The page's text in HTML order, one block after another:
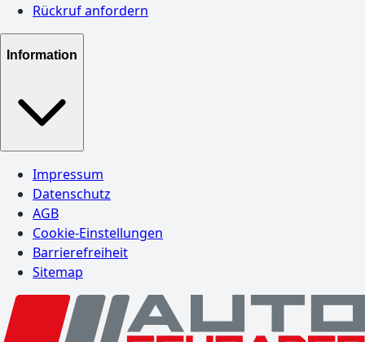
Rückruf anfordern
Information
Impressum
Datenschutz
AGB
Cookie-Einstellungen
Barrierefreiheit
Sitemap